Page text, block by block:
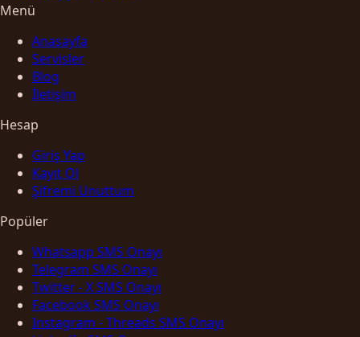
Menü
Anasayfa
Servisler
Blog
İletişim
Hesap
Giriş Yap
Kayıt Ol
Şifremi Unuttum
Popüler
Whatsapp SMS Onayı
Telegram SMS Onayı
Twitter - X SMS Onayı
Facebook SMS Onayı
Instagram - Threads SMS Onayı